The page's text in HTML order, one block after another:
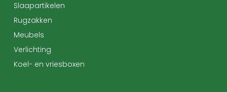
Slaapartikelen
Rugzakken
Meubels
Verlichting
Koel- en vriesboxen